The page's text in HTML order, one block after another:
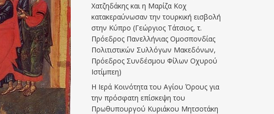
Χατζηδάκης και η Μαρίζα Κοχ
κατακεραύνωσαν την τουρκική εισβολή
στην Κύπρο (Γεώργιος Τάτσιος, τ.
Πρόεδρος Πανελλήνιας Ομοσπονδίας
Πολιτιστικών Συλλόγων Μακεδόνων,
Πρόεδρος Συνδέσμου Φίλων Οχυρού
Ιστίμπεη)
Η Ιερά Κοινότητα του Αγίου Όρους για
την πρόσφατη επίσκεψη του
Πρωθυπουργού Κυριάκου Μητσοτάκη